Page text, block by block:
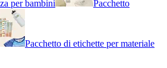
per bambini Pacchetto
Pacchetto di etichette per materiale